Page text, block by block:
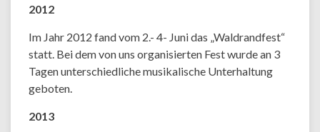
2012
Im Jahr 2012 fand vom 2.- 4- Juni das „Waldrandfest“
statt. Bei dem von uns organisierten Fest wurde an 3
Tagen unterschiedliche musikalische Unterhaltung
geboten.
2013